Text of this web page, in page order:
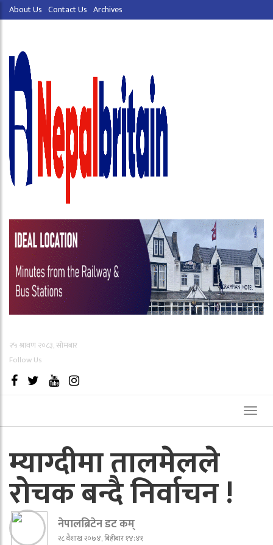
About Us Contact Us Archives
२५ श्रावण २०८३, सोमबार
Follow Us
म्याग्दीमा तालमेलले
रोचक बन्दै निर्वाचन !
नेपालब्रिटेन डट कम्
२८ बैशाख २०७४, बिहीबार १४:४१